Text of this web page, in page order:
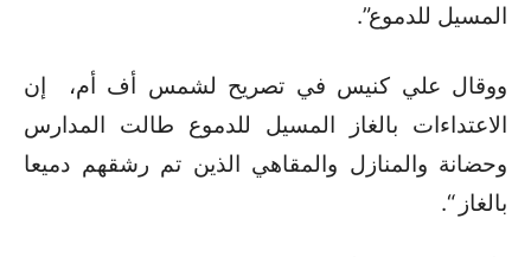
المسيل للدموع”.
ووقال علي كنيس في تصريح لشمس أف أم، إن
الاعتداءات بالغاز المسيل للدموع طالت المدارس
وحضانة والمنازل والمقاهي الذين تم رشقهم دميعا
بالغاز “.